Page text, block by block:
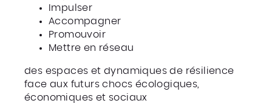
Impulser
Accompagner
Promouvoir
Mettre en réseau
des espaces et dynamiques de résilience
face aux futurs chocs écologiques,
économiques et sociaux